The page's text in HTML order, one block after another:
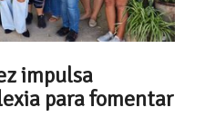
impulsa
para fomentar